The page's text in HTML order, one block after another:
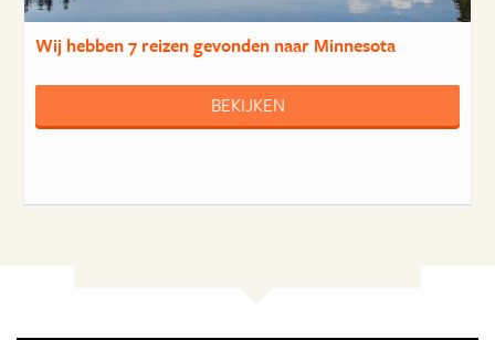
Wij hebben7 reizengevonden naar Minnesota
BEKIJKEN